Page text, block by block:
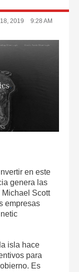
2019 9:28 AM
en este
genera las
Michael Scott
empresas
isla hace
para
Es